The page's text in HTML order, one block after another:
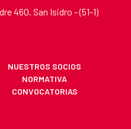
460. San Isidro - (51-1)
NUESTROS SOCIOS
NORMATIVA
CONVOCATORIAS